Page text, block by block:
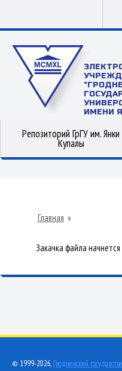
ИМЕНИ
Репозиторий ГрГУ им. Янки
Купалы
Главная »
Закачка файла
© 1999-2026, Гродненский